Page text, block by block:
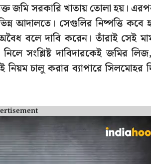
জমি সরকারি খাতায় তোলা হয়।
আদালতে। সেগুলির নিষ্পত্তি কবে
বলে দাবি করেন। তাঁরাই সেই
সংশ্লিষ্ট দাবিদারকেই জমির
চালু করার ব্যাপারে সিলমোহর